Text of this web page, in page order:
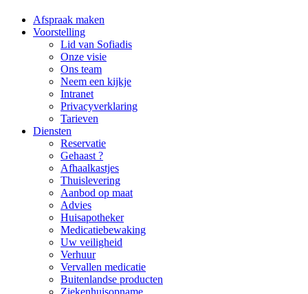
Afspraak maken
Voorstelling
Lid van Sofiadis
Onze visie
Ons team
Neem een kijkje
Intranet
Privacyverklaring
Tarieven
Diensten
Reservatie
Gehaast ?
Afhaalkastjes
Thuislevering
Aanbod op maat
Advies
Huisapotheker
Medicatiebewaking
Uw veiligheid
Verhuur
Vervallen medicatie
Buitenlandse producten
Ziekenhuisopname